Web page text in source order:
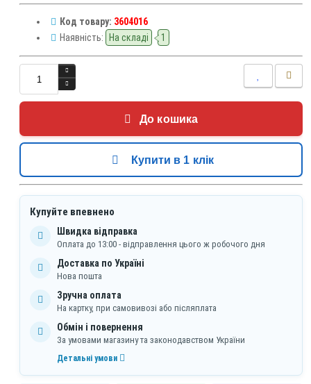
Код товару: 3604016
Наявність:
На складі 1
До кошика
Купити в 1 клік
Купуйте впевнено
Швидка відправка
Оплата до 13:00 - відправлення цього ж робочого дня
Доставка по Україні
Нова пошта
Зручна оплата
На картку, при самовивозі або післяплата
Обмін і повернення
За умовами магазину та законодавством України
Детальні умови